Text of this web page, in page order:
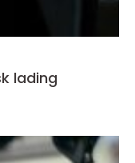
lading